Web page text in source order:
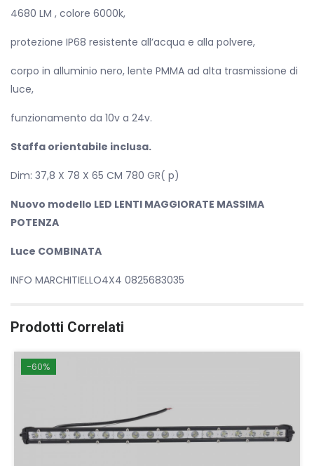
4680 LM , colore 6000k,
protezione IP68 resistente all’acqua e alla polvere,
corpo in alluminio nero, lente PMMA ad alta trasmissione di
luce,
funzionamento da 10v a 24v.
Staffa orientabile inclusa.
Dim: 37,8 X 78 X 65 CM 780 GR( p)
Nuovo modello LED LENTI MAGGIORATE MASSIMA
POTENZA
Luce COMBINATA
INFO MARCHITIELLO4X4 0825683035
Prodotti Correlati
-60%